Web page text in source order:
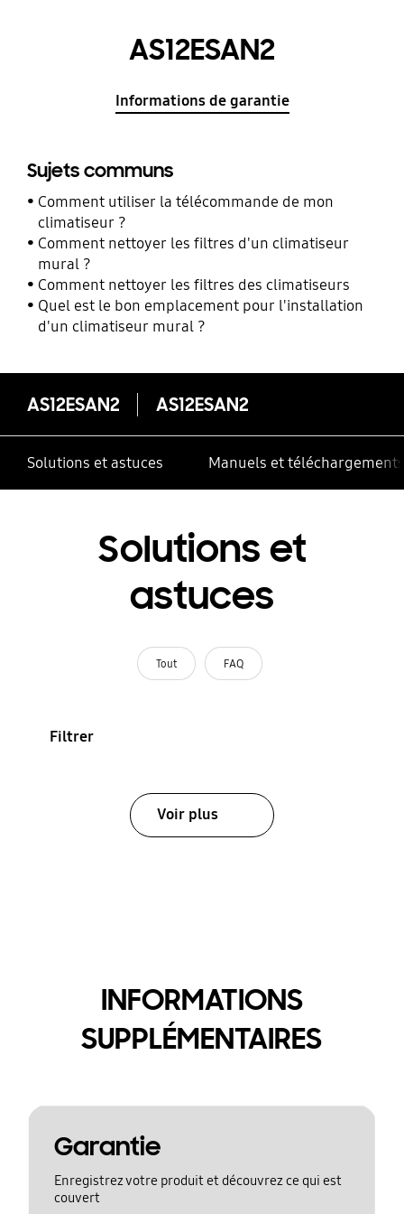
AS12ESAN2
Informations de garantie
Sujets communs
Comment utiliser la télécommande de mon
climatiseur ?
Comment nettoyer les filtres d'un climatiseur
mural ?
Comment nettoyer les filtres des climatiseurs
Quel est le bon emplacement pour l'installation
d'un climatiseur mural ?
AS12ESAN2 AS12ESAN2
Solutions et astuces Manuels et téléchargements
Solutions et
astuces
Tout FAQ
Filtrer
Voir plus
INFORMATIONS
SUPPLÉMENTAIRES
Garantie
Enregistrez votre produit et découvrez ce qui est
couvert